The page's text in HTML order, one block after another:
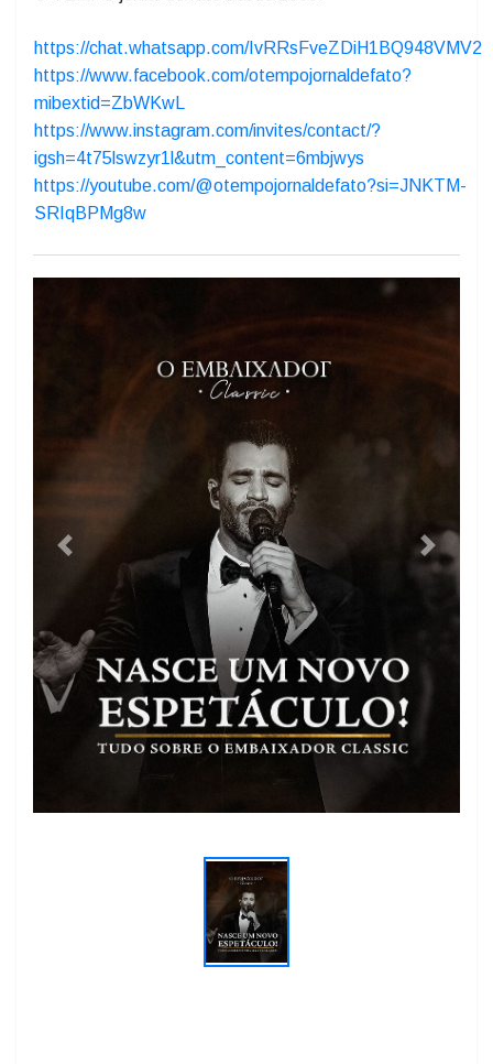
O TEMPO jornal de fato desde 1989:
https://chat.whatsapp.com/IvRRsFveZDiH1BQ948VMV2
https://www.facebook.com/otempojornaldefato?
mibextid=ZbWKwL
https://www.instagram.com/invites/contact/?
Previous